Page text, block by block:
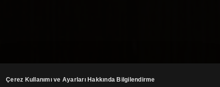
Çerez Kullanımı ve Ayarları Hakkında Bilgilendirme